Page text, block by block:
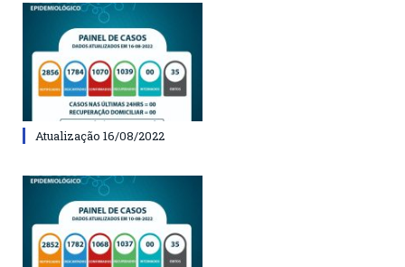
Atualização 16/08/2022